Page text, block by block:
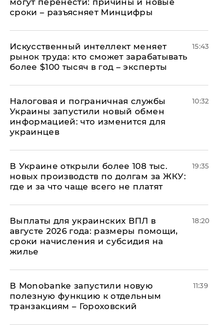
могут перенести: причины и новые
сроки – разъясняет Минцифры
Искусственный интеллект меняет
рынок труда: кто сможет зарабатывать
более $100 тысяч в год – эксперты
15:43
Налоговая и пограничная службы
Украины запустили новый обмен
информацией: что изменится для
украинцев
10:32
В Украине открыли более 108 тыс.
новых производств по долгам за ЖКУ:
где и за что чаще всего не платят
19:35
Выплаты для украинских ВПЛ в
августе 2026 года: размеры помощи,
сроки начисления и субсидия на
жилье
18:20
В Мonobankе запустили новую
полезную функцию к отдельным
транзакциям – Гороховский
11:39